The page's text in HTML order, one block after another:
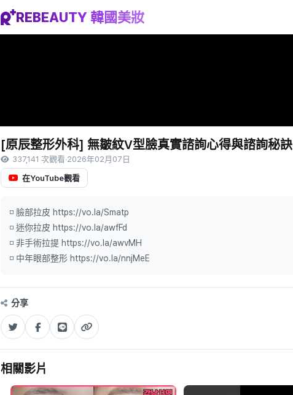
REBEAUTY 韓國美妝
[原辰整形外科] 無皺紋V型臉真實諮詢心得與諮詢秘訣
337,141 次觀看·2026年02月07日
在YouTube觀看
◽ 臉部拉皮 https://vo.la/Smatp
◽ 迷你拉皮 https://vo.la/awfFd
◽ 非手術拉提 https://vo.la/awvMH
◽ 中年眼部整形 https://vo.la/nnjMeE
分享
相關影片